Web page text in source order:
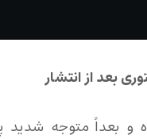
بعداً متوجه شدید